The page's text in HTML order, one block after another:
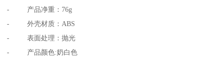
- 产品净重：76g
- 外壳材质：ABS
- 表面处理：抛光
- 产品颜色:奶白色